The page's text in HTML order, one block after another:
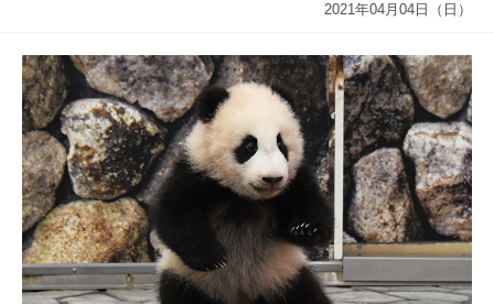
2021年04月04日（日）